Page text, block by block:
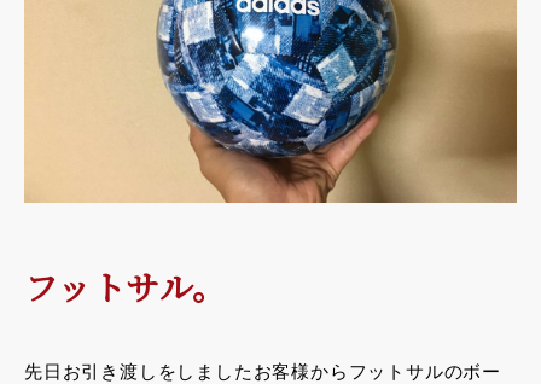
フットサル。
先日お引き渡しをしましたお客様からフットサルのボー